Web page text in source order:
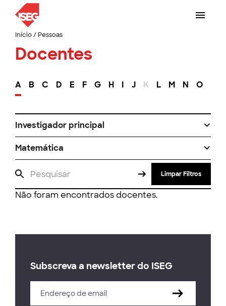
Início/ Pessoas
Docentes
A B C D E F G H I J K L M N O
Investigador principal
Matemática
Limpar Filtros
Não foram encontrados docentes.
Subscreva a newsletter do ISEG